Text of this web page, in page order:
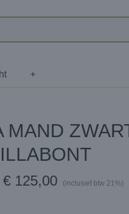
+
MAND
€ 125,00 (inclusief btw 21%)